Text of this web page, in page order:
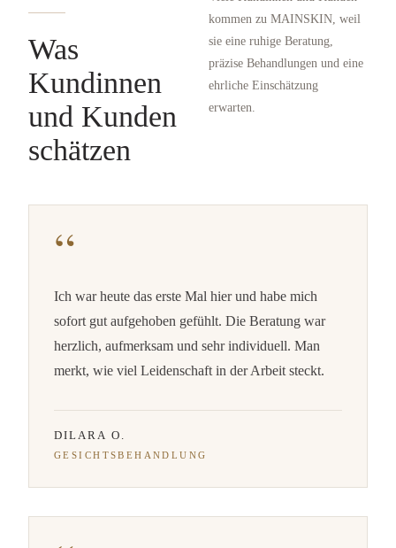
Was
Kundinnen
und Kunden
schätzen
kommen zu MAINSKIN, weil
sie eine ruhige Beratung,
präzise Behandlungen und eine
ehrliche Einschätzung
erwarten.
Ich war heute das erste Mal hier und habe mich
sofort gut aufgehoben gefühlt. Die Beratung war
herzlich, aufmerksam und sehr individuell. Man
merkt, wie viel Leidenschaft in der Arbeit steckt.
DILARA O.
GESICHTSBEHANDLUNG